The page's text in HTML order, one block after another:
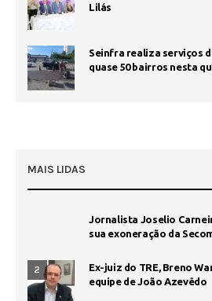
Lilás
Seinfra realiza serviços
quase 50 bairros nesta
MAIS LIDAS
Jornalista Joselio
sua exoneração da
2
Ex-juiz do TRE, Breno
equipe de João Azevêdo